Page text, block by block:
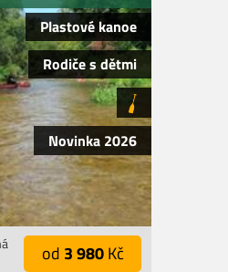
Plastové kanoe
Rodiče s dětmi
Novinka 2026
od 3 980Kč